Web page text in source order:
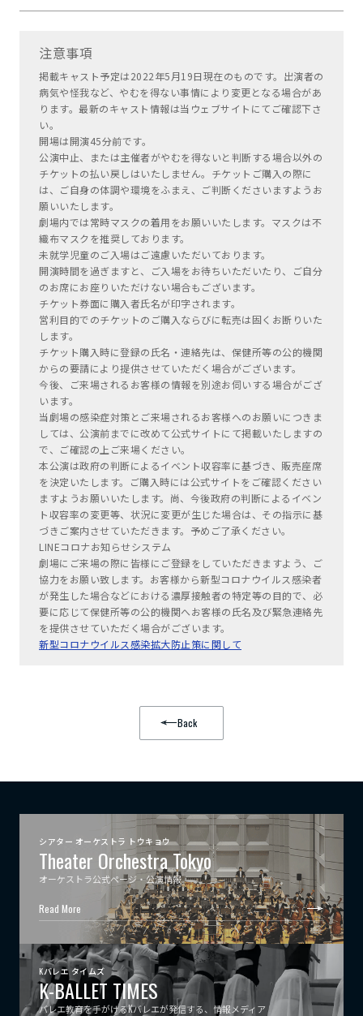
注意事項
掲載キャスト予定は2022年5月19日現在のものです。出演者の
病気や怪我など、やむを得ない事情により変更となる場合があ
ります。最新のキャスト情報は当ウェブサイトにてご確認下さ
い。
開場は開演45分前です。
公演中止、または主催者がやむを得ないと判断する場合以外の
チケットの払い戻しはいたしません。チケットご購入の際に
は、ご自身の体調や環境をふまえ、ご判断くださいますようお
願いいたします。
劇場内では常時マスクの着用をお願いいたします。マスクは不
織布マスクを推奨しております。
未就学児童のご入場はご遠慮いただいております。
開演時間を過ぎますと、ご入場をお待ちいただいたり、ご自分
のお席にお座りいただけない場合もございます。
チケット券面に購入者氏名が印字されます。
営利目的でのチケットのご購入ならびに転売は固くお断りいた
します。
チケット購入時に登録の氏名・連絡先は、保健所等の公的機関
からの要請により提供させていただく場合がございます。
今後、ご来場されるお客様の情報を別途お伺いする場合がござ
います。
当劇場の感染症対策とご来場されるお客様へのお願いにつきま
しては、公演前までに改めて公式サイトにて掲載いたしますの
で、ご確認の上ご来場ください。
本公演は政府の判断によるイベント収容率に基づき、販売座席
を決定いたします。ご購入時には公式サイトをご確認ください
ますようお願いいたします。尚、今後政府の判断によるイベン
ト収容率の変更等、状況に変更が生じた場合は、その指示に基
づきご案内させていただきます。予めご了承ください。
LINEコロナお知らせシステム
劇場にご来場の際に皆様にご登録をしていただきますよう、ご
協力をお願い致します。お客様から新型コロナウイルス感染者
が発生した場合などにおける濃厚接触者の特定等の目的で、必
要に応じて保健所等の公的機関へお客様の氏名及び緊急連絡先
を提供させていただく場合がございます。
新型コロナウイルス感染拡大防止策に関して
Back
シアター オーケストラ トウキョウ
Theater Orchestra Tokyo
オーケストラ公式ページ・公演情報
Read More
Kバレエ タイムズ
K-BALLET TIMES
バレエ教育を手がけるKバレエが発信する、情報メディア